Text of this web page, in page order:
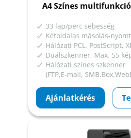
A4 Színes
33 lap/perc sebesség
Kétoldalas másolás-
Hálózati PCL, PostScript,
Duálszkenner, Max. 55
Hálózati színes szkenner
(FTP,E-mail,
Ajánlatkérés